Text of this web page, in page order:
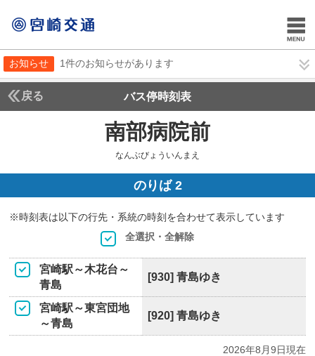
お知らせ 1件のお知らせがあります
戻る バス停時刻表
南部病院前
なんぶびょういんまえ
のりば 2
※時刻表は以下の行先・系統の時刻を合わせて表示しています
全選択・全解除
宮崎駅～木花台～
青島
[930] 青島ゆき
宮崎駅～東宮団地
～青島
[920] 青島ゆき
2026年8月9日現在